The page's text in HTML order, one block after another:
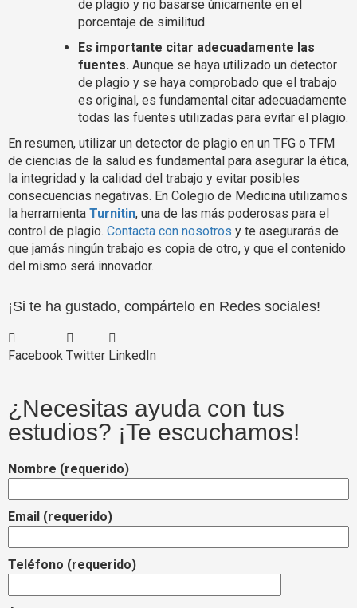
de plagio y no basarse únicamente en el
porcentaje de similitud.
Es importante citar adecuadamente las
fuentes. Aunque se haya utilizado un detector
de plagio y se haya comprobado que el trabajo
es original, es fundamental citar adecuadamente
todas las fuentes utilizadas para evitar el plagio.
En resumen, utilizar un detector de plagio en un TFG o TFM
de ciencias de la salud es fundamental para asegurar la ética,
la integridad y la calidad del trabajo y evitar posibles
consecuencias negativas. En Colegio de Medicina utilizamos
la herramienta Turnitin, una de las más poderosas para el
control de plagio. Contacta con nosotros y te asegurarás de
que jamás ningún trabajo es copia de otro, y que el contenido
del mismo será innovador.
¡Si te ha gustado, compártelo en Redes sociales!
Facebook Twitter LinkedIn
¿Necesitas ayuda con tus
estudios? ¡Te escuchamos!
Nombre (requerido)
Email (requerido)
Teléfono (requerido)